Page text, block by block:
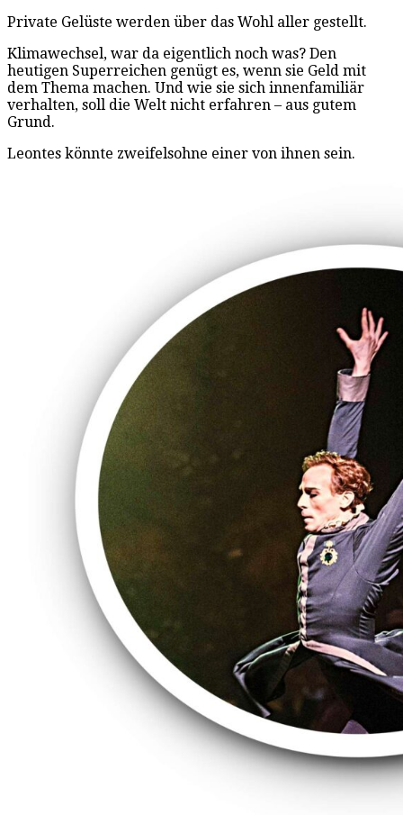
Private Gelüste werden über das Wohl aller gestellt.
Klimawechsel, war da eigentlich noch was? Den
heutigen Superreichen genügt es, wenn sie Geld mit
dem Thema machen. Und wie sie sich innenfamiliär
verhalten, soll die Welt nicht erfahren – aus gutem
Grund.
Leontes könnte zweifelsohne einer von ihnen sein.